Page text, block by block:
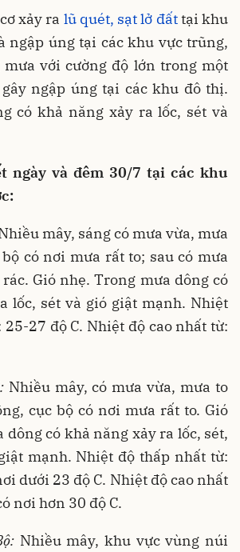
xảy ra lũ quét, sạt lở đấttại khu
ngập úng tại các khu vực trũng,
với cường độ lớn trong một
ngập úng tại các khu đô thị.
có khả năng xảy ra lốc, sét và
ngày và đêm 30/7 tại các khu
mây, sáng có mưa vừa, mưa
có nơi mưa rất to; sau có mưa
Gió nhẹ. Trong mưa dông có
lốc, sét và gió giật mạnh. Nhiệt
27 độ C. Nhiệt độ cao nhất từ:
Nhiều mây, có mưa vừa, mưa to
cục bộ có nơi mưa rất to. Gió
dông có khả năng xảy ra lốc, sét,
mạnh. Nhiệt độ thấp nhất từ:
dưới 23 độ C. Nhiệt độ cao nhất
nơi hơn 30 độ C.
Nhiều mây, khu vực vùng núi